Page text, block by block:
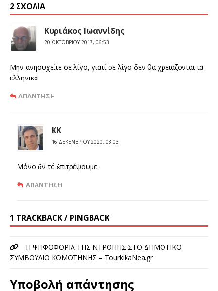
2 ΣΧΌΛΙΑ
Κυριάκος Ιωαννίδης
20 ΟΚΤΩΒΡΊΟΥ 2017, 06:53
Μην ανησυχείτε σε λίγο, γιατί σε λίγο δεν θα χρειάζονται τα
ελληνικά
ΑΠΆΝΤΗΣΗ
ΚΚ
16 ΔΕΚΕΜΒΡΊΟΥ 2020, 08:03
Μόνο ἄν τό ἐπιτρέψουμε.
ΑΠΆΝΤΗΣΗ
1 TRACKBACK / PINGBACK
H ΨΗΦΟΦΟΡΙΑ ΤΗΣ ΝΤΡΟΠΗΣ ΣΤΟ ΔΗΜΟΤΙΚΟ
ΣΥΜΒΟΥΛΙΟ ΚΟΜΟΤΗΝΗΣ – TourkikaNea.gr
Υποβολή απάντησης